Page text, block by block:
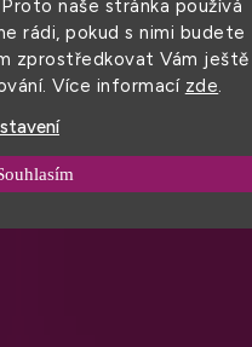
naše stránka používá
rádi, pokud s nimi budete
zprostředkovat Vám ještě
Více informací zde.